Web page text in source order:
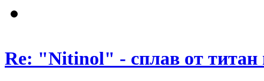
Re: "Nitinol" - сплав от титан